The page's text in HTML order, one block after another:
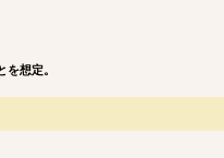
想定。